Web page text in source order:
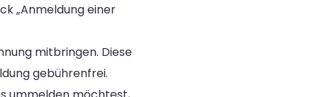
„Anmeldung einer
mitbringen. Diese
gebührenfrei.